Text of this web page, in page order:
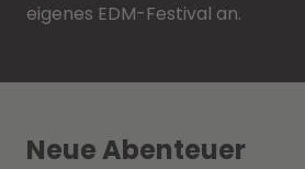
eigenes EDM-Festival an.
Neue Abenteuer